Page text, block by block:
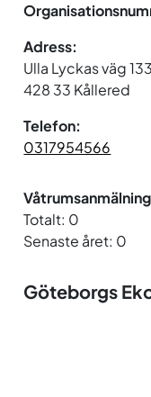
Adress:
Ulla Lyckas väg 133
428 33 Kållered
Telefon:
0317954566
Totalt: 0
Senaste året: 0
Göteborgs